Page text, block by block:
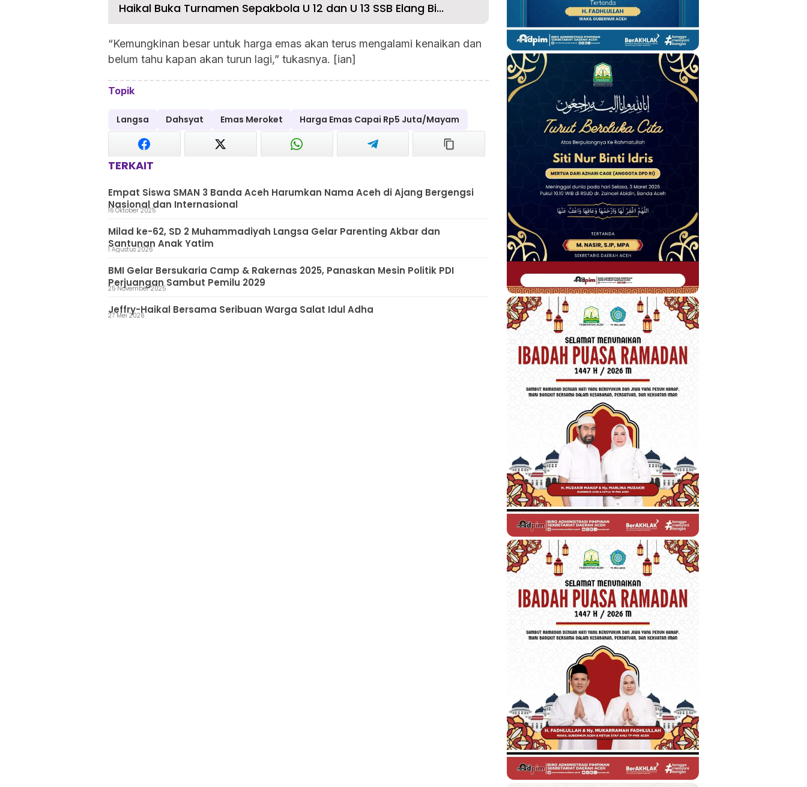
Haikal Buka Turnamen Sepakbola U 12 dan U 13 SSB Elang Bi...
“Kemungkinan besar untuk harga emas akan terus mengalami kenaikan dan
belum tahu kapan akan turun lagi,” tukasnya. [ian]
Topik
Langsa Dahsyat Emas Meroket Harga Emas Capai Rp5 Juta/Mayam
TERKAIT
Empat Siswa SMAN 3 Banda Aceh Harumkan Nama Aceh di Ajang Bergengsi
Nasional dan Internasional
16 Oktober 2025
Milad ke-62, SD 2 Muhammadiyah Langsa Gelar Parenting Akbar dan
Santunan Anak Yatim
1 Agustus 2026
BMI Gelar Bersukaria Camp & Rakernas 2025, Panaskan Mesin Politik PDI
Perjuangan Sambut Pemilu 2029
25 November 2025
Jeffry-Haikal Bersama Seribuan Warga Salat Idul Adha
27 Mei 2026